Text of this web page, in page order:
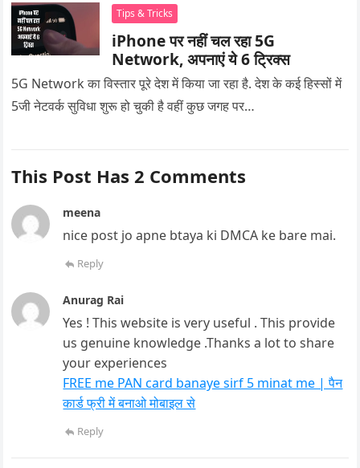
Tips & Tricks
iPhone पर नहीं चल रहा 5G
Network, अपनाएं ये 6 ट्रिक्स
5G Network का विस्तार पूरे देश में किया जा रहा है. देश के कई हिस्सों में
5जी नेटवर्क सुविधा शुरू हो चुकी है वहीं कुछ जगह पर…
This Post Has 2 Comments
meena
nice post jo apne btaya ki DMCA ke bare mai.
Reply
Anurag Rai
Yes ! This website is very useful . This provide
us genuine knowledge .Thanks a lot to share
your experiences
FREE me PAN card banaye sirf 5 minat me | पैन
कार्ड फ्री में बनाओ मोबाइल से
Reply